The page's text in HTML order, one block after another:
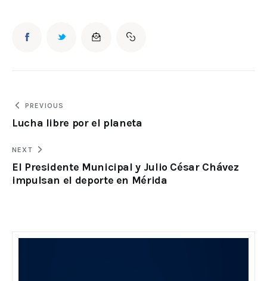
PREVIOUS
Lucha libre por el planeta
NEXT
El Presidente Municipal y Julio César Chávez
impulsan el deporte en Mérida